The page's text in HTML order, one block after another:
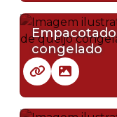
congelado